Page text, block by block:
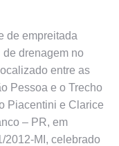
de empreitada
drenagem no
entre as
Pessoa e o Trecho
Piacentini e Clarice
– PR, em
2012-MI, celebrado